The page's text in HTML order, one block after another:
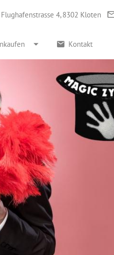
Flughafenstrasse 4, 8302 Kloten
Kontakt